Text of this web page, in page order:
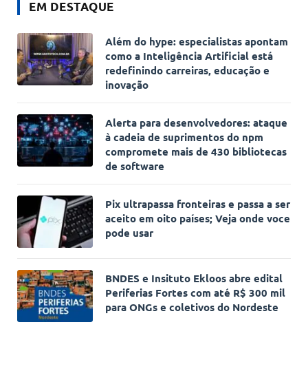
EM DESTAQUE
Além do hype: especialistas apontam
como a Inteligência Artificial está
redefinindo carreiras, educação e
inovação
Alerta para desenvolvedores: ataque
à cadeia de suprimentos do npm
compromete mais de 430 bibliotecas
de software
Pix ultrapassa fronteiras e passa a ser
aceito em oito países; Veja onde voce
pode usar
BNDES e Insituto Ekloos abre edital
Periferias Fortes com até R$ 300 mil
para ONGs e coletivos do Nordeste